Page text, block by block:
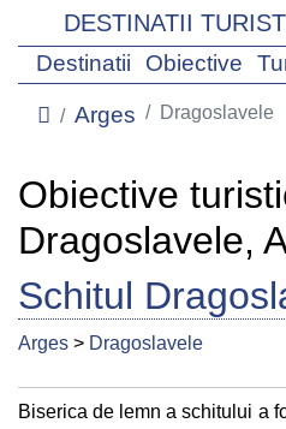
DESTINATII
Destinatii Obiective
Arges Dragoslavele
Obiective
Dragoslavele,
Schitul
Arges > Dragoslavele
Biserica de lemn a schitului a